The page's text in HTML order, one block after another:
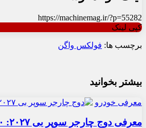
https://machinemag.ir/?p=55282
کپی لینک
برچسب ها: فولکس واگن
بیشتر بخوانید
معرفی خودرو
معرفی دوج چارجر سوپر بی ۲۰۲۷: ۶۰۰ اسب بخار قدرت